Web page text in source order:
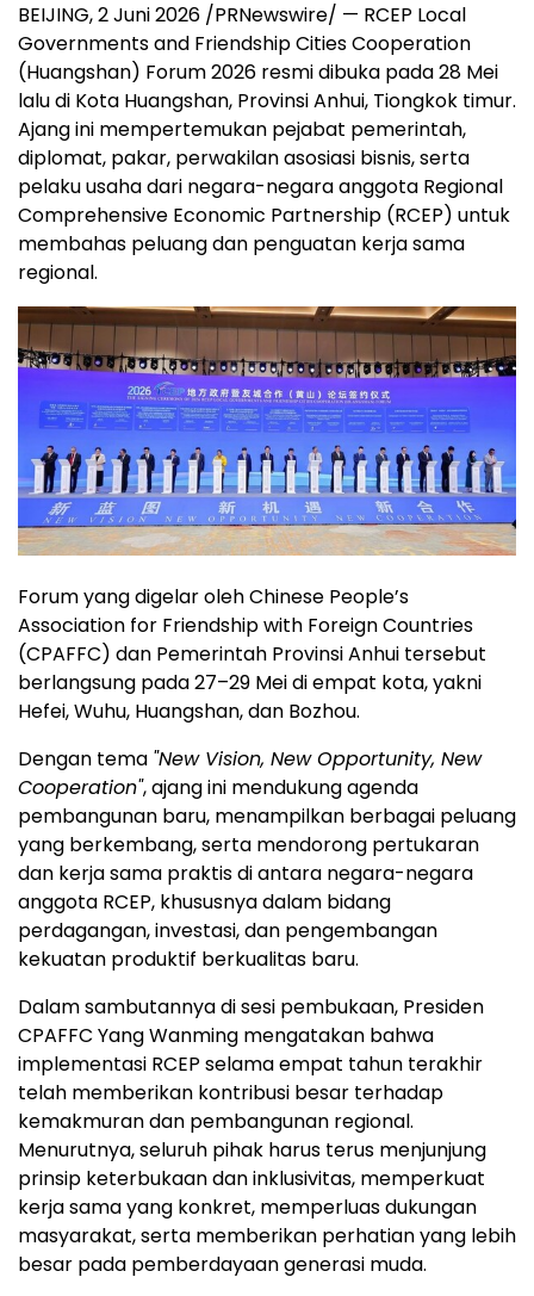
BEIJING, 2 Juni 2026 /PRNewswire/ — RCEP Local
Governments and Friendship Cities Cooperation
(Huangshan) Forum 2026 resmi dibuka pada 28 Mei
lalu di Kota Huangshan, Provinsi Anhui, Tiongkok timur.
Ajang ini mempertemukan pejabat pemerintah,
diplomat, pakar, perwakilan asosiasi bisnis, serta
pelaku usaha dari negara-negara anggota Regional
Comprehensive Economic Partnership (RCEP) untuk
membahas peluang dan penguatan kerja sama
regional.
Forum yang digelar oleh Chinese People’s
Association for Friendship with Foreign Countries
(CPAFFC) dan Pemerintah Provinsi Anhui tersebut
berlangsung pada 27–29 Mei di empat kota, yakni
Hefei, Wuhu, Huangshan, dan Bozhou.
Dengan tema "New Vision, New Opportunity, New
Cooperation", ajang ini mendukung agenda
pembangunan baru, menampilkan berbagai peluang
yang berkembang, serta mendorong pertukaran
dan kerja sama praktis di antara negara-negara
anggota RCEP, khususnya dalam bidang
perdagangan, investasi, dan pengembangan
kekuatan produktif berkualitas baru.
Dalam sambutannya di sesi pembukaan, Presiden
CPAFFC Yang Wanming mengatakan bahwa
implementasi RCEP selama empat tahun terakhir
telah memberikan kontribusi besar terhadap
kemakmuran dan pembangunan regional.
Menurutnya, seluruh pihak harus terus menjunjung
prinsip keterbukaan dan inklusivitas, memperkuat
kerja sama yang konkret, memperluas dukungan
masyarakat, serta memberikan perhatian yang lebih
besar pada pemberdayaan generasi muda.